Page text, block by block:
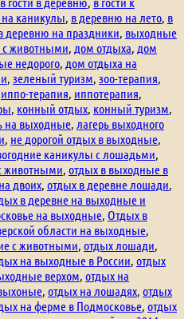
выходные.
каникулы, в деревню на лето, в
деревню на праздники, выходные
с животными, дом отдыха, дом
недорого, дом отдыха на
, зеленый туризм, зоо-терапия,
иппо-терапия, иппотерапия,
, конный отдых, конный туризм,
на выходные, лагерь выходного
, не дорогой отдых в выходные,
каникулы с лошадьми,
животными, отдых в выходные в
двоих, отдых в деревне лошади,
в деревне на выходные и
на выходные, Отдых в
области на выходные,
с животными, отдых лошади,
на выходные в России, отдых
верхом, отдых на
, отдых на лошадях, отдых
на ферме в Подмосковье, отдых